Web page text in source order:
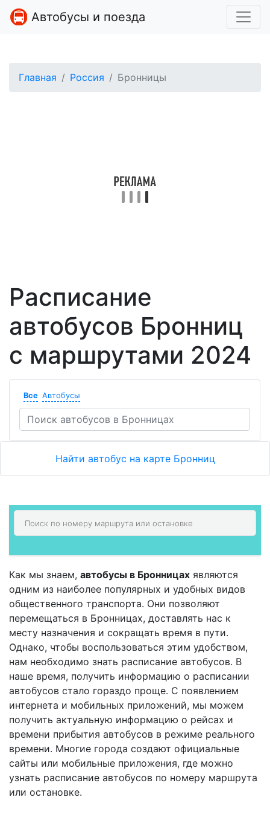
Автобусы и поезда
Главная Россия Бронницы
Расписание
автобусов Бронниц
с маршрутами 2024
Все Автобусы
Найти автобус на карте Бронниц
Как мы знаем, автобусы в Бронницах являются
одним из наиболее популярных и удобных видов
общественного транспорта. Они позволяют
перемещаться в Бронницах, доставлять нас к
месту назначения и сокращать время в пути.
Однако, чтобы воспользоваться этим удобством,
нам необходимо знать расписание автобусов. В
наше время, получить информацию о расписании
автобусов стало гораздо проще. С появлением
интернета и мобильных приложений, мы можем
получить актуальную информацию о рейсах и
времени прибытия автобусов в режиме реального
времени. Многие города создают официальные
сайты или мобильные приложения, где можно
узнать расписание автобусов по номеру маршрута
или остановке.